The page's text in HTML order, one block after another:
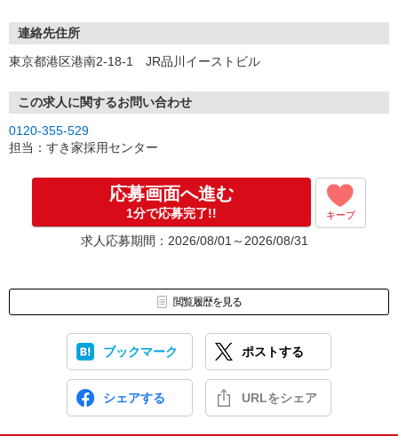
連絡先住所
東京都港区港南2-18-1 JR品川イーストビル
この求人に関するお問い合わせ
0120-355-529
担当：すき家採用センター
応募画面へ進む
1分で応募完了!! キープ
求人応募期間：2026/08/01～2026/08/31
閲覧履歴を見る
ブックマーク ポストする
シェアする URLをシェア